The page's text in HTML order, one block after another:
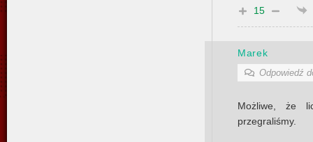
15
Marek
Odpowiedź
Możliwe, że
przegraliśmy.